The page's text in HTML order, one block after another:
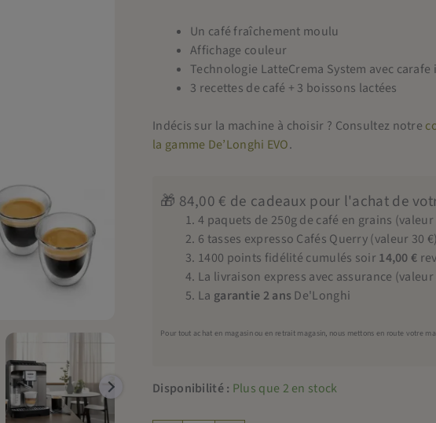
Un café fraîchement moulu
Affichage couleur
Technologie LatteCrema System avec carafe
3 recettes de café + 3 boissons lactées
Indécis sur la machine à choisir ? Consultez notre
la gamme De’Longhi EVO.
🎁 84,00 € de cadeaux pour l'achat de
4 paquets de 250g de café en grains (valeur
6 tasses expresso Cafés Querry (valeur 30 €)
1400 points fidélité cumulés soir14,00 €
La livraison express avec assurance (valeur
La garantie 2 ans De'Longhi
Pour tout achat en magasin ou en retrait magasin, nous mettons en route votre
Disponibilité : Plus que 2 en stock